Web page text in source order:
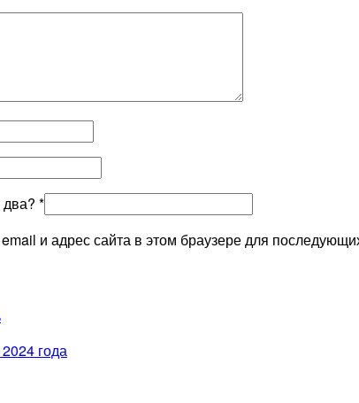
два? *
и адрес сайта в этом браузере для
года